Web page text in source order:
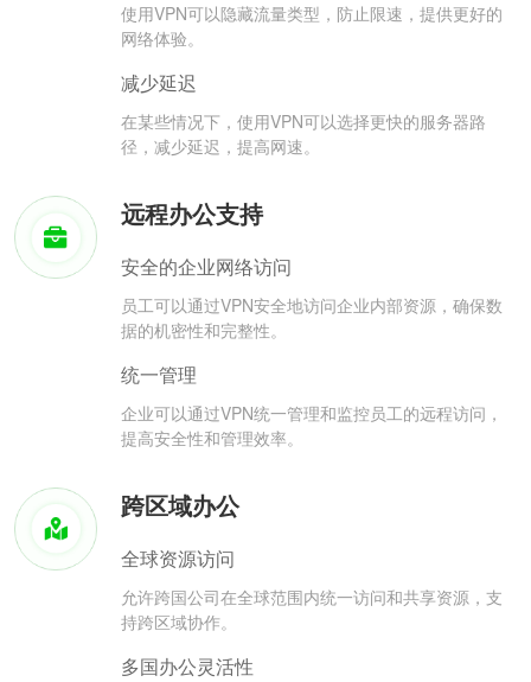
使用VPN可以隐藏流量类型，防止限速，提供更好的
网络体验。
减少延迟
在某些情况下，使用VPN可以选择更快的服务器路
径，减少延迟，提高网速。
远程办公支持
安全的企业网络访问
员工可以通过VPN安全地访问企业内部资源，确保数
据的机密性和完整性。
统一管理
企业可以通过VPN统一管理和监控员工的远程访问，
提高安全性和管理效率。
跨区域办公
全球资源访问
允许跨国公司在全球范围内统一访问和共享资源，支
持跨区域协作。
多国办公灵活性